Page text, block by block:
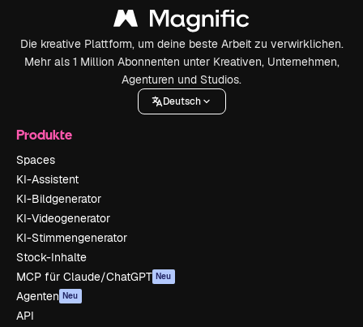
Die kreative Plattform, um deine beste Arbeit zu verwirklichen.
Mehr als 1 Million Abonnenten unter Kreativen, Unternehmen,
Agenturen und Studios.
Deutsch
Produkte
Spaces
KI-Assistent
KI-Bildgenerator
KI-Videogenerator
KI-Stimmengenerator
Stock-Inhalte
MCP für Claude/ChatGPT Neu
Agenten Neu
API